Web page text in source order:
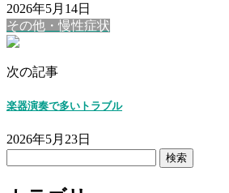
2026年5月14日
その他・慢性症状
次の記事
楽器演奏で多いトラブル
2026年5月23日